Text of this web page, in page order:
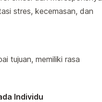
stres, kecemasan, dan
tujuan, memiliki rasa
Individu